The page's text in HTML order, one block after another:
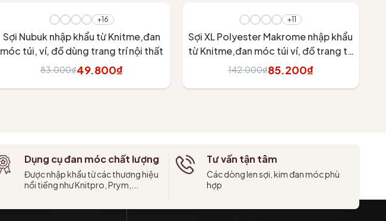
+16
Sợi Nubuk nhập khẩu từ Knitme,đan
móc túi, ví, đồ dùng trang trí nội thất
83.000₫49.800₫
+11
Sợi XL Polyester Makrome nhập khẩu
từ Knitme,đan móc túi ví, đồ trang trí
nội thất
142.000₫85.200₫
Dụng cụ đan móc chất lượng
Được nhập khẩu từ các thương hiệu
nổi tiếng như Knitpro, Prym,...
Tư vấn tận tâm
Các dòng len sợi, kim đan móc phù
hợp